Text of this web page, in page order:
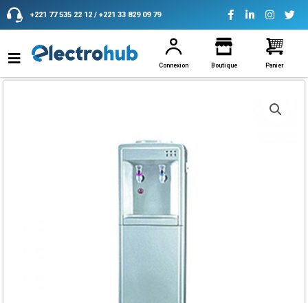
Aller
au
+221 77 535 22 12 / +221 33 829 09 79
Connexion Boutique Panier